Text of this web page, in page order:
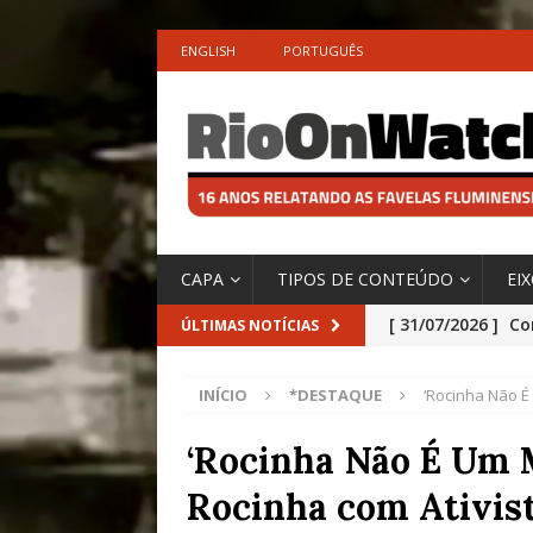
ENGLISH PORTUGUÊS
CAPA TIPOS DE CONTEÚDO
ÚLTIMAS NOTÍCIAS [ 31/07/2026 ]
[ 29/07/2026 ]
São o Cadinho
Especial do IPCC
INÍCIO *DESTAQUE ‘Rocinha Não
‘Rocinha Não É Um
Rocinha com